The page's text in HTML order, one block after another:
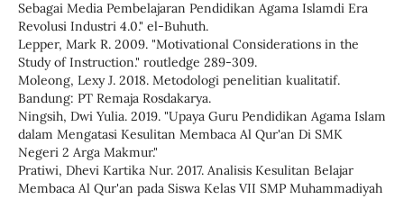
Sebagai Media Pembelajaran Pendidikan Agama Islamdi Era
Revolusi Industri 4.0." el-Buhuth.
Lepper, Mark R. 2009. "Motivational Considerations in the
Study of Instruction." routledge 289-309.
Moleong, Lexy J. 2018. Metodologi penelitian kualitatif.
Bandung: PT Remaja Rosdakarya.
Ningsih, Dwi Yulia. 2019. "Upaya Guru Pendidikan Agama Islam
dalam Mengatasi Kesulitan Membaca Al Qur'an Di SMK
Negeri 2 Arga Makmur."
Pratiwi, Dhevi Kartika Nur. 2017. Analisis Kesulitan Belajar
Membaca Al Qur'an pada Siswa Kelas VII SMP Muhammadiyah